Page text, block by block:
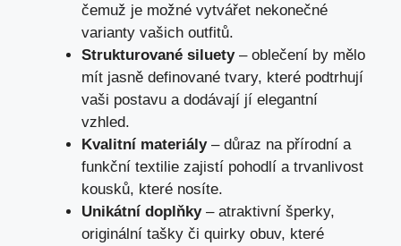
čemuž je možné vytvářet nekonečné
varianty vašich outfitů.
Strukturované siluety– oblečení by mělo
mít jasně definované tvary, které podtrhují
vaši postavu a dodávají jí elegantní
vzhled.
Kvalitní materiály– důraz na přírodní a
funkční textilie zajistí pohodlí a trvanlivost
kousků, které nosíte.
Unikátní doplňky– atraktivní šperky,
originální tašky či quirky obuv, které